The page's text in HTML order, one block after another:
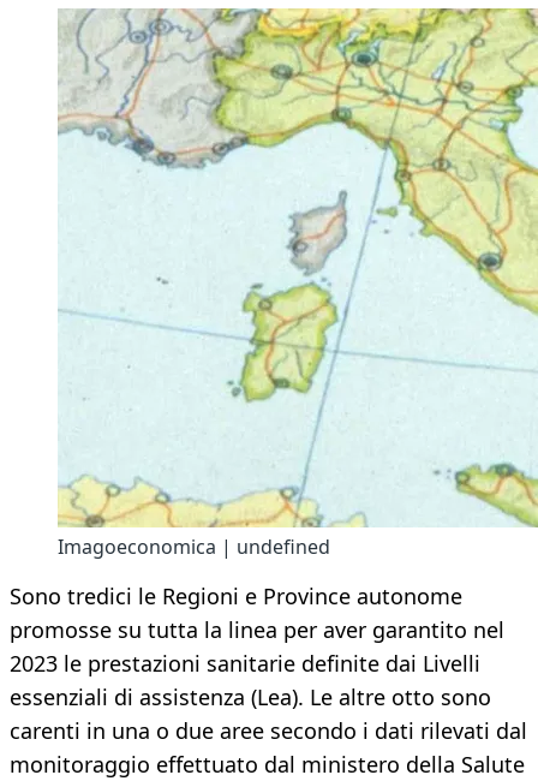
Imagoeconomica | undefined
Sono tredici le Regioni e Province autonome
promosse su tutta la linea per aver garantito nel
2023 le prestazioni sanitarie definite dai Livelli
essenziali di assistenza (Lea). Le altre otto sono
carenti in una o due aree secondo i dati rilevati dal
monitoraggio effettuato dal ministero della Salute